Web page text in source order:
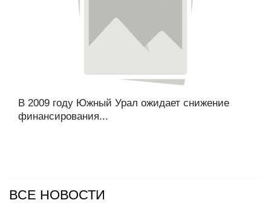
В 2009 году Южный Урал ожидает снижение
финансирования...
ВСЕ НОВОСТИ